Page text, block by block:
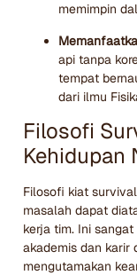
memimpin
api tanpa
tempat
dari ilmu
Filosofi
Kehidupan
Filosofi kiat
masalah dapat
kerja tim. Ini
akademis dan karir
mengutamakan